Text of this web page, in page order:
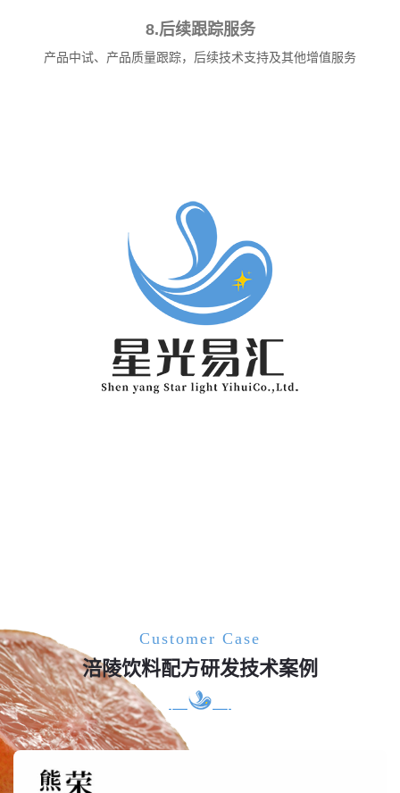
8.后续跟踪服务
产品中试、产品质量跟踪，后续技术支持及其他增值服务
Customer Case
涪陵饮料配方研发技术案例